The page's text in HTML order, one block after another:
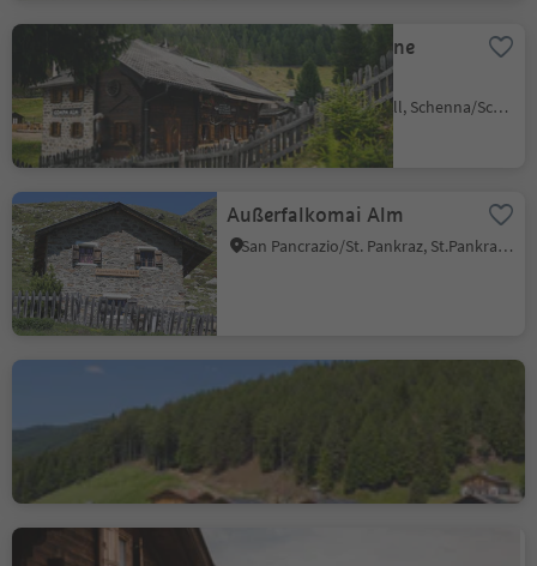
Gompm Alm - alpine
pasture hut
Talle di Sopra/Obertall, Schenna/Scena, Meran/Merano and environs
Außerfalkomai Alm
San Pancrazio/St. Pankraz, St.Pankraz/San Pancrazio, Meran/Merano and environs
The Alpine Hotel Taser
Úroveň udržitelnosti 2